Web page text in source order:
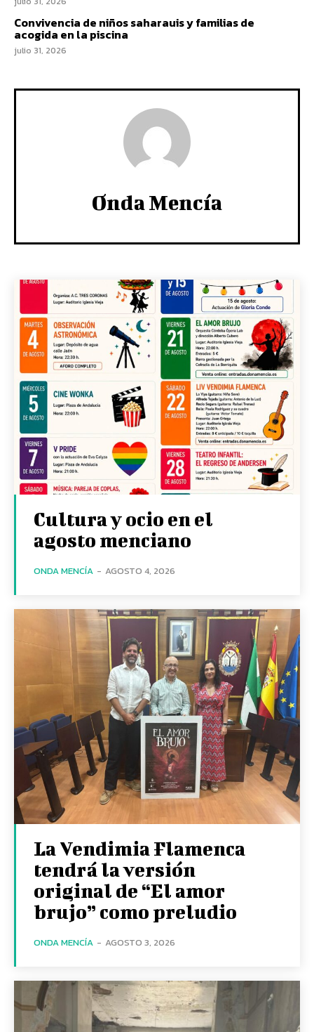
Convivencia de niños saharauis y familias de
acogida en la piscina
julio 31, 2026
Onda Mencía
Cultura y ocio en el
agosto menciano
ONDA MENCÍA - AGOSTO 4, 2026
La Vendimia Flamenca
tendrá la versión
original de “El amor
brujo” como preludio
ONDA MENCÍA - AGOSTO 3, 2026